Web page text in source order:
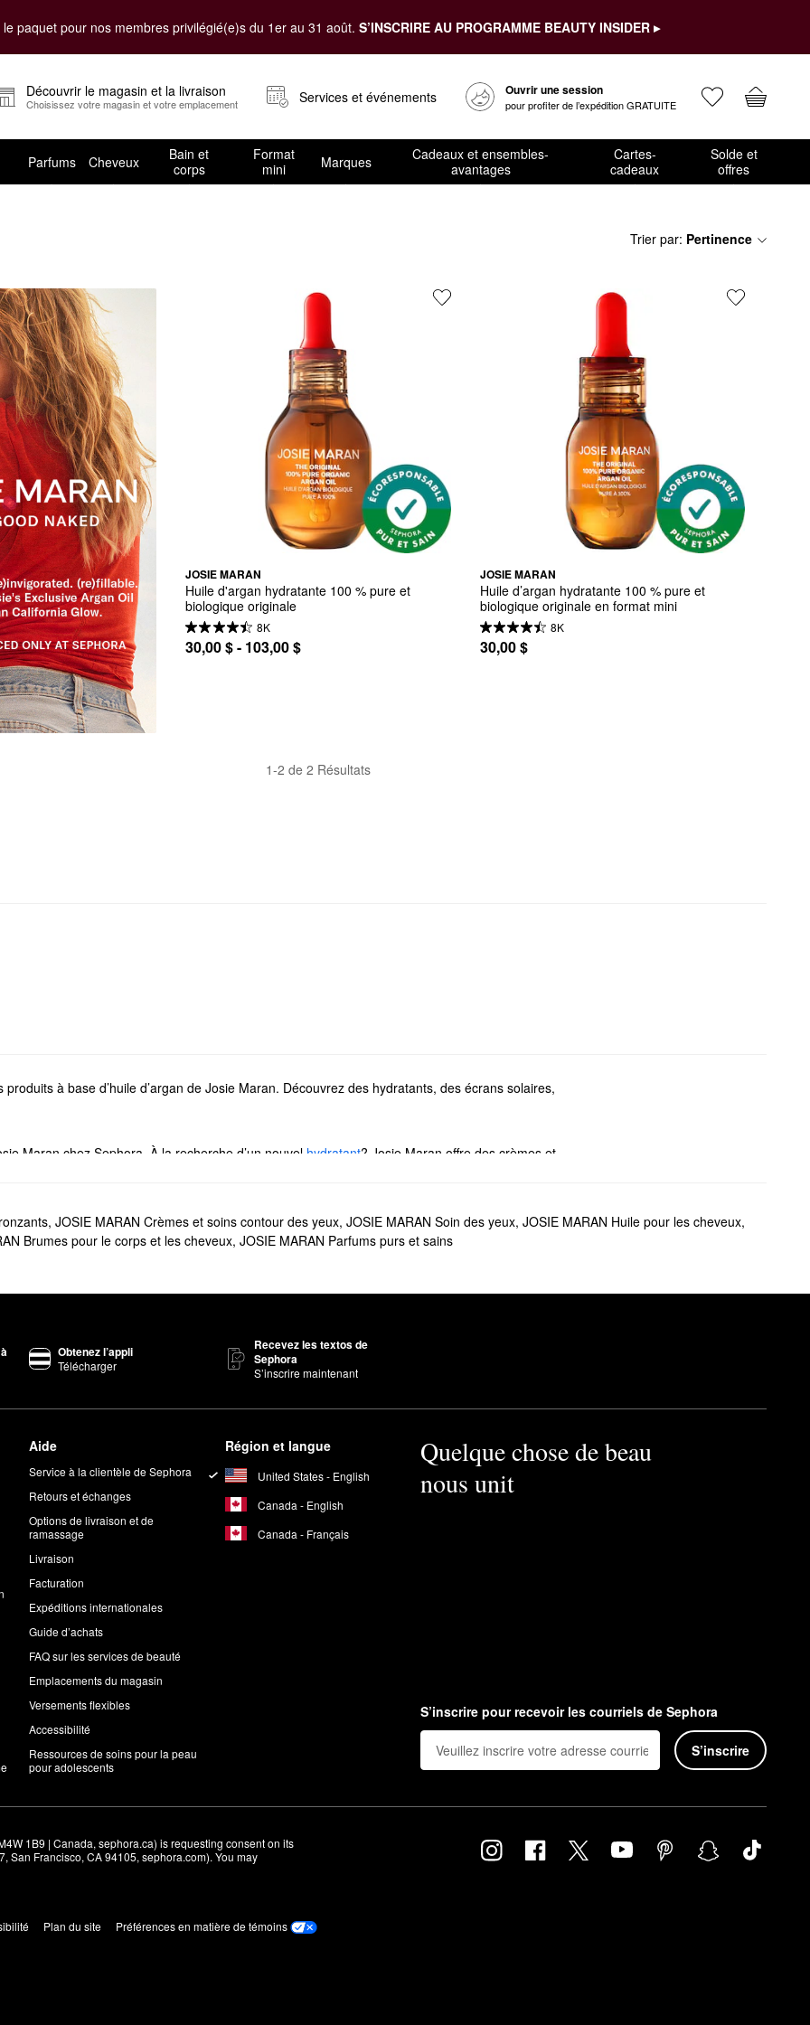
paquet pour nos membres privilégié(e)s du 1er au 31 août. S’INSCRIRE AU PROGRAMME BEAUTY INSIDER ▸
Découvrir le magasin et la livraison
Choisissez votre magasin et votre emplacement Services et événements Ouvrir une session
pour profiter de l’expédition GRATUITE
Parfums Cheveux
Bain et
corps
Format
mini
Marques
Cadeaux et ensembles-
avantages
Cartes-
cadeaux
Solde et
offres
et soin des cheveux Trier par: Pertinence
JOSIE MARAN
Huile d'argan hydratante 100 % pure et
biologique originale
8K
30,00 $ - 103,00 $
JOSIE MARAN
Huile d’argan hydratante 100 % pure et
biologique originale en format mini
8K
30,00 $
1-2 de 2 Résultats
à base d’huile d’argan de Josie Maran. Découvrez des hydratants, des écrans solaires,
Maran chez Sephora. À la recherche d’un nouvel hydratant? Josie Maran offre des crèmes et
anticernes et les mascaras infusés à l’huile d’argan de Josie Maran.
formules de la marque sont 100 % naturelles et ne contiennent pas de produits synthétiques ni de
visage?
les récifs.
, JOSIE MARAN Crèmes et soins contour des yeux, JOSIE MARAN Soin des yeux, JOSIE MARAN Huile pour les cheveux,
Brumes pour le corps et les cheveux, JOSIE MARAN Parfums purs et sains
Obtenez l’appli
Télécharger
Recevez les textos de
Sephora
S’inscrire maintenant
Aide
Service à la clientèle de Sephora
Retours et échanges
Options de livraison et de
ramassage
Livraison
Facturation
Expéditions internationales
Guide d’achats
FAQ sur les services de beauté
Emplacements du magasin
Versements flexibles
Accessibilité
Ressources de soins pour la peau
pour adolescents
Région et langue
United States - English
Canada - English
Canada - Français
Quelque chose de beau
nous unit
S’inscrire pour recevoir les courriels de Sephora
S’inscrire
1B9 | Canada, sephora.ca) is requesting consent on its
San Francisco, CA 94105, sephora.com). You may
Plan du site
Préférences en matière de témoins